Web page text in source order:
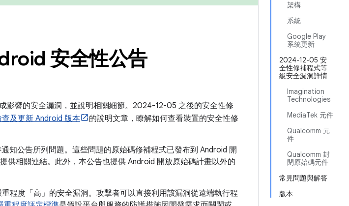
架構
系統
Google Play
系統更新
2024-12-05 安
全性修補程式等
級安全漏洞詳情
Imagination
Technologies
MediaTek 元件
Qualcomm 元
件
Qualcomm 封
閉原始碼元件
常見問題與解答
版本
安全性公告
影響的安全漏洞，並說明相關細節。2024-12-05 之後的安全性修
查及更新 Android 版本
的說明文章，瞭解如何查看裝置的安全性修
知公告所列問題。這些問題的原始碼修補程式已發布到 Android 開
供相關連結。此外，本公告也提供 Android 開放原始碼計畫以外的
程度「高」的安全漏洞。攻擊者可以直接利用該漏洞從遠端執行程